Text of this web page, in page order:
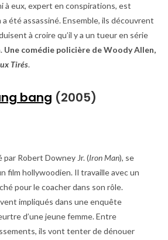
à eux, expert en conspirations, est
été assassiné. Ensemble, ils découvrent
à croire qu’il y a un tueur en série
Une comédie policière de Woody Allen,
Tirés.
bang (2005)
Robert Downey Jr. (Iron Man), se
film hollywoodien. Il travaille avec un
pour le coacher dans son rôle.
impliqués dans une enquête
d’une jeune femme. Entre
ils vont tenter de dénouer